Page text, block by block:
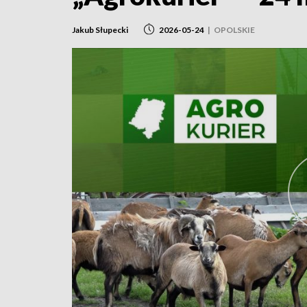
Jakub Słupecki 2026-05-24 | OPOLSKIE